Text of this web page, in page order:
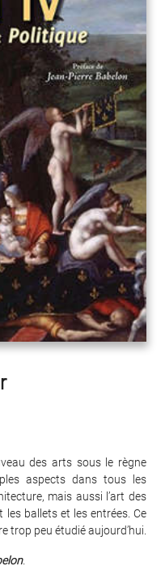
des arts sous le règne
aspects dans tous les
mais aussi l’art des
ballets et les entrées. Ce
trop peu étudié aujourd’hui.
.